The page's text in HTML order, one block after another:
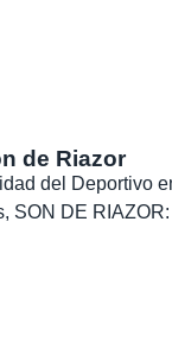
de Riazor
del Deportivo
SON DE RIAZOR: